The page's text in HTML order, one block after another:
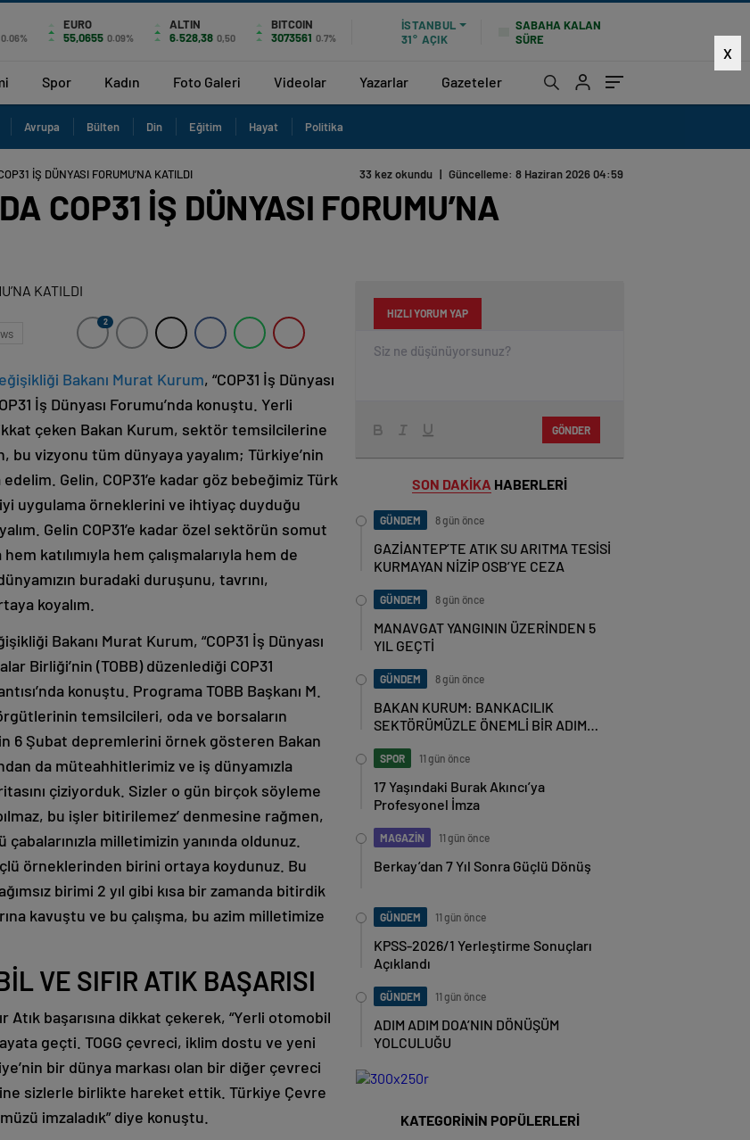
0.06%
EURO
55,0655 0.09%
ALTIN
6.528,38 0,50
BITCOIN
3073561 0.7%
İSTANBUL
31° AÇIK
SABAHA KALAN
SÜRE
Spor Kadın Foto Galeri Videolar Yazarlar Gazeteler
X
Avrupa Bülten Din Eğitim Hayat Politika
İŞ DÜNYASI FORUMU’NA KATILDI 33 kez okundu | Güncelleme: 8 Haziran 2026 04:59
COP31 İŞ DÜNYASI FORUMU’NA
2
Bakanı Murat Kurum, “COP31 İş Dünyası
İş Dünyası Forumu’nda konuştu. Yerli
çeken Bakan Kurum, sektör temsilcilerine
bu vizyonu tüm dünyaya yayalım; Türkiye’nin
Gelin, COP31’e kadar göz bebeğimiz Türk
uygulama örneklerini ve ihtiyaç duyduğu
Gelin COP31’e kadar özel sektörün somut
katılımıyla hem çalışmalarıyla hem de
buradaki duruşunu, tavrını,
koyalım.
Bakanı Murat Kurum, “COP31 İş Dünyası
Birliği’nin (TOBB) düzenlediği COP31
konuştu. Programa TOBB Başkanı M.
temsilcileri, oda ve borsaların
6 Şubat depremlerini örnek gösteren Bakan
da müteahhitlerimiz ve iş dünyamızla
çiziyorduk. Sizler o gün birçok söyleme
bu işler bitirilemez’ denmesine rağmen,
milletimizin yanında oldunuz.
örneklerinden birini ortaya koydunuz. Bu
birimi 2 yıl gibi kısa bir zamanda bitirdik
kavuştu ve bu çalışma, bu azim milletimize
VE SIFIR ATIK BAŞARISI
Atık başarısına dikkat çekerek, “Yerli otomobil
geçti. TOGG çevreci, iklim dostu ve yeni
bir dünya markası olan bir diğer çevreci
sizlerle birlikte hareket ettik. Türkiye Çevre
imzaladık” diye konuştu.
HIZLI YORUM YAP
GÖNDER
SON DAKİKA HABERLERİ
GÜNDEM 8 gün önce
GAZİANTEP’TE ATIK SU ARITMA TESİSİ
KURMAYAN NİZİP OSB’YE CEZA
GÜNDEM 8 gün önce
MANAVGAT YANGININ ÜZERİNDEN 5
YIL GEÇTİ
GÜNDEM 8 gün önce
BAKAN KURUM: BANKACILIK
SEKTÖRÜMÜZLE ÖNEMLİ BİR ADIM
SPOR 11 gün önce
17 Yaşındaki Burak Akıncı’ya
Profesyonel İmza
MAGAZİN 11 gün önce
Berkay’dan 7 Yıl Sonra Güçlü Dönüş
GÜNDEM 11 gün önce
KPSS-2026/1 Yerleştirme Sonuçları
Açıklandı
GÜNDEM 11 gün önce
ADIM ADIM DOA’NIN DÖNÜŞÜM
YOLCULUĞU
KATEGORİNİN POPÜLERLERİ